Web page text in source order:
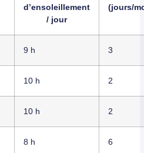
d’ensoleillement
/ jour
(jours/
9 h 3
10 h 2
10 h 2
8 h 6